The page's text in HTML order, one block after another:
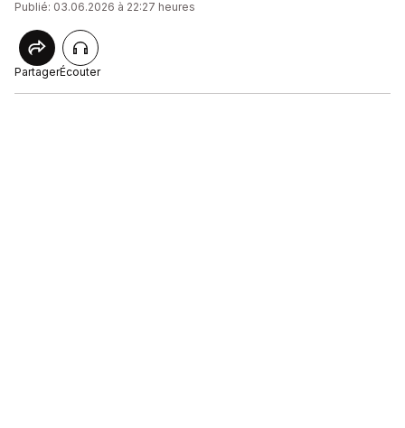
Publié: 03.06.2026 à 22:27 heures
PartagerÉcouter